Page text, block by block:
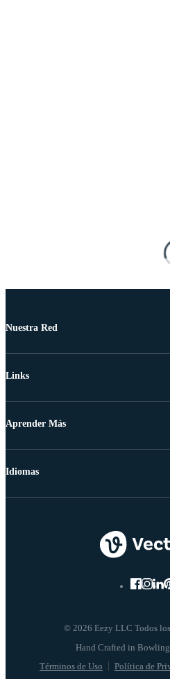
Nuestra Red
Links
Aprender Más
© 2026 Eezy LLC Todos
Términos de Uso Política de
Idiomas